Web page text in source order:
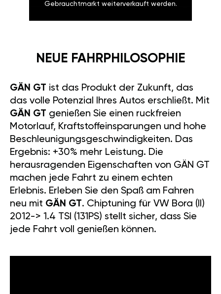
Gebrauchtmarkt weiterverkauft werden.
NEUE FAHRPHILOSOPHIE
GÄN GT ist das Produkt der Zukunft, das
das volle Potenzial Ihres Autos erschließt. Mit
GÄN GT genießen Sie einen ruckfreien
Motorlauf, Kraftstoffeinsparungen und hohe
Beschleunigungsgeschwindigkeiten. Das
Ergebnis: +30% mehr Leistung. Die
herausragenden Eigenschaften von GÄN GT
machen jede Fahrt zu einem echten
Erlebnis. Erleben Sie den Spaß am Fahren
neu mit GÄN GT. Chiptuning für VW Bora (II)
2012-> 1.4 TSI (131PS) stellt sicher, dass Sie
jede Fahrt voll genießen können.